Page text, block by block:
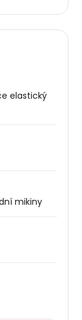
elastický
mikiny